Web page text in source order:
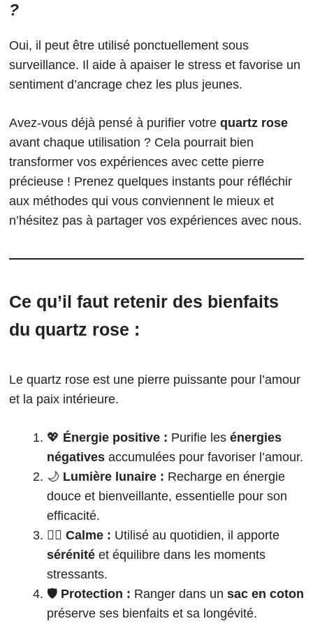
?
Oui, il peut être utilisé ponctuellement sous
surveillance. Il aide à apaiser le stress et favorise un
sentiment d’ancrage chez les plus jeunes.
Avez-vous déjà pensé à purifier votre quartz rose
avant chaque utilisation ? Cela pourrait bien
transformer vos expériences avec cette pierre
précieuse ! Prenez quelques instants pour réfléchir
aux méthodes qui vous conviennent le mieux et
n’hésitez pas à partager vos expériences avec nous.
Ce qu’il faut retenir des bienfaits
du quartz rose :
Le quartz rose est une pierre puissante pour l’amour
et la paix intérieure.
💖 Énergie positive : Purifie les énergies
négatives accumulées pour favoriser l’amour.
🌙 Lumière lunaire : Recharge en énergie
douce et bienveillante, essentielle pour son
efficacité.
🧘‍♀️ Calme : Utilisé au quotidien, il apporte
sérénité et équilibre dans les moments
stressants.
🛡️ Protection : Ranger dans un sac en coton
préserve ses bienfaits et sa longévité.